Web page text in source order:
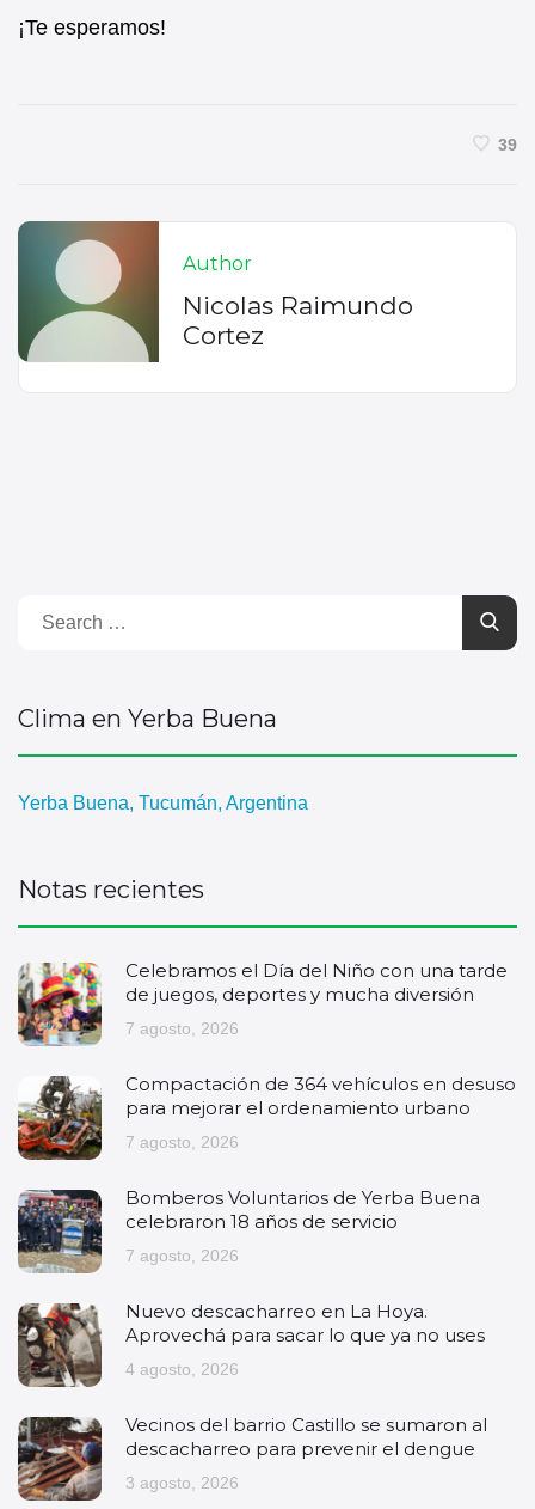
¡Te esperamos!
39
Author
Nicolas Raimundo
Cortez
Clima en Yerba Buena
Yerba Buena, Tucumán, Argentina
Notas recientes
Celebramos el Día del Niño con una tarde
de juegos, deportes y mucha diversión
7 agosto, 2026
Compactación de 364 vehículos en desuso
para mejorar el ordenamiento urbano
7 agosto, 2026
Bomberos Voluntarios de Yerba Buena
celebraron 18 años de servicio
7 agosto, 2026
Nuevo descacharreo en La Hoya.
Aprovechá para sacar lo que ya no uses
4 agosto, 2026
Vecinos del barrio Castillo se sumaron al
descacharreo para prevenir el dengue
3 agosto, 2026